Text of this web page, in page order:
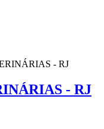
- RJ
- RJ